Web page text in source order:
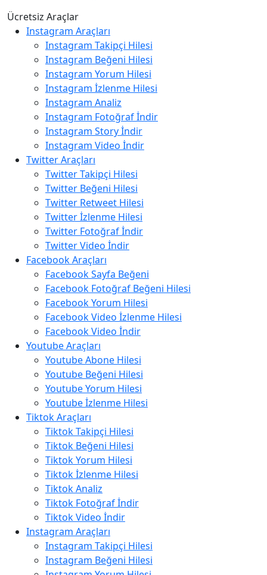
Ücretsiz Araçlar
Instagram Araçları
Instagram Takipçi Hilesi
Instagram Beğeni Hilesi
Instagram Yorum Hilesi
Instagram İzlenme Hilesi
Instagram Analiz
Instagram Fotoğraf İndir
Instagram Story İndir
Instagram Video İndir
Twitter Araçları
Twitter Takipçi Hilesi
Twitter Beğeni Hilesi
Twitter Retweet Hilesi
Twitter İzlenme Hilesi
Twitter Fotoğraf İndir
Twitter Video İndir
Facebook Araçları
Facebook Sayfa Beğeni
Facebook Fotoğraf Beğeni Hilesi
Facebook Yorum Hilesi
Facebook Video İzlenme Hilesi
Facebook Video İndir
Youtube Araçları
Youtube Abone Hilesi
Youtube Beğeni Hilesi
Youtube Yorum Hilesi
Youtube İzlenme Hilesi
Tiktok Araçları
Tiktok Takipçi Hilesi
Tiktok Beğeni Hilesi
Tiktok Yorum Hilesi
Tiktok İzlenme Hilesi
Tiktok Analiz
Tiktok Fotoğraf İndir
Tiktok Video İndir
Instagram Araçları
Instagram Takipçi Hilesi
Instagram Beğeni Hilesi